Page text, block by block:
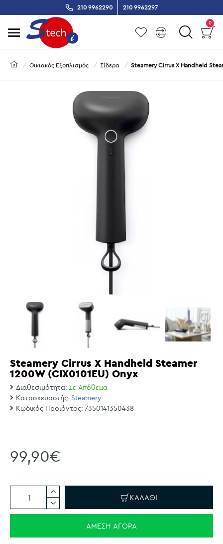
210 9962290 210 9962297
0
Οικιακός Εξοπλισμός Σίδερα Steamery Cirrus X Handheld
Steamery Cirrus X Handheld Steamer
1200W (CIX0101EU) Onyx
Διαθεσιμότητα: Σε Απόθεμα
Κατασκευαστής: Steamery
Κωδικός Προϊόντος: 7350141350438
99,90€
ΚΑΛΆΘΙ
ΆΜΕΣΗ ΑΓΟΡΆ